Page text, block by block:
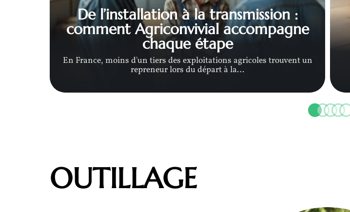
De l’installation à la transmission :
comment Agriconvivial accompagne
chaque étape
En France, moins d'un tiers des exploitations agricoles trouvent un
repreneur lors du départ à la…
OUTILLAGE